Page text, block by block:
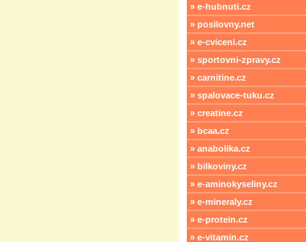
» e-hubnuti.cz
» posilovny.net
» e-cviceni.cz
» sportovni-zpravy.cz
» carnitine.cz
» spalovace-tuku.cz
» creatine.cz
» bcaa.cz
» anabolika.cz
» bilkoviny.cz
» e-aminokyseliny.cz
» e-mineraly.cz
» e-protein.cz
» e-vitamin.cz